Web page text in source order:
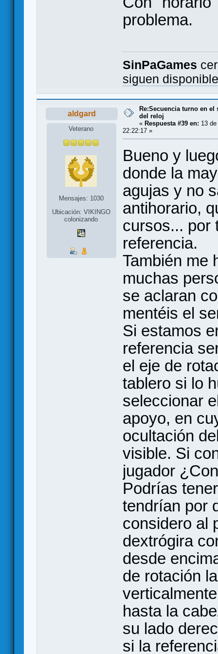
problema.
SinPaGames
siguen
aldgard
Veterano
Mensajes: 1030
Ubicación: VIKINGO
colonizando
Re:Secuencia turno en el
del reloj
« Respuesta #39 en: 13
22:22:17 »
Bueno y
donde la
agujas y no
antihorario,
cursos... por
referencia.
También me
muchas
se aclaran
mentéis el
Si estamos
referencia
el eje de
tablero si lo
seleccionar
apoyo, en
ocultación
visible. Si
jugador
Podrías
tendrían por
considero al
dextrógira
desde
de rotación
hasta la
su lado
si la